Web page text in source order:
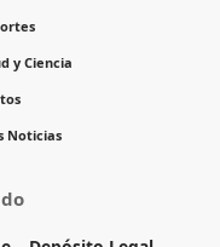
y Ciencia
Noticias